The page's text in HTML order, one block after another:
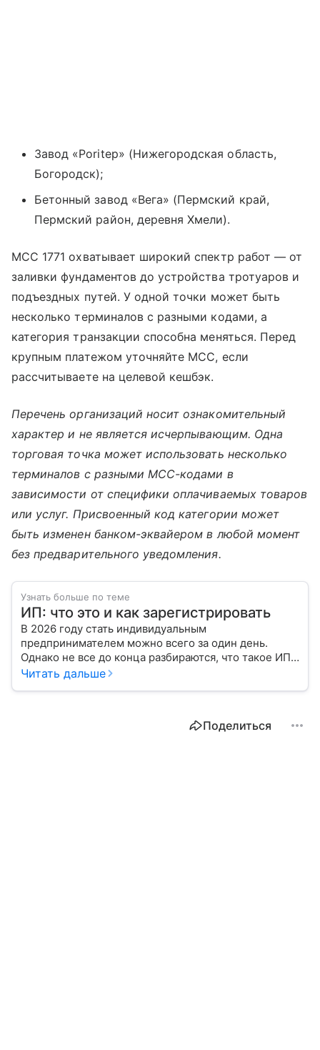
Завод «Poritep» (Нижегородская область,
Богородск);
Бетонный завод «Вега» (Пермский край,
Пермский район, деревня Хмели).
MCC 1771 охватывает широкий спектр работ — от
заливки фундаментов до устройства тротуаров и
подъездных путей. У одной точки может быть
несколько терминалов с разными кодами, а
категория транзакции способна меняться. Перед
крупным платежом уточняйте MCC, если
рассчитываете на целевой кешбэк.
Перечень организаций носит ознакомительный
характер и не является исчерпывающим. Одна
торговая точка может использовать несколько
терминалов с разными MCC-кодами в
зависимости от специфики оплачиваемых товаров
или услуг. Присвоенный код категории может
быть изменен банком-эквайером в любой момент
без предварительного уведомления.
Узнать больше по теме
ИП: что это и как зарегистрировать
В 2026 году стать индивидуальным
предпринимателем можно всего за один день.
Однако не все до конца разбираются, что такое ИП,
какие есть нюансы в его оформлении. Подробнее
Читать дальше
Поделиться